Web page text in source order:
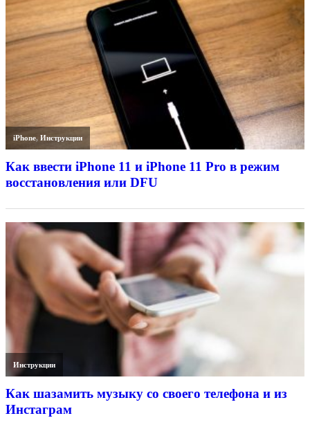
iPhone,Инструкции
Как ввести iPhone 11 и iPhone 11 Pro в режим
восстановления или DFU
Инструкции
Как шазамить музыку со своего телефона и из
Инстаграм